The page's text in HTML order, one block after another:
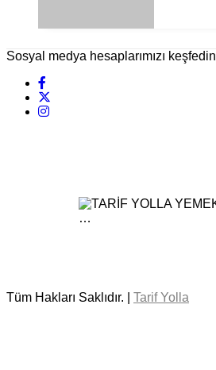
Sosyal medya hesaplarımızı keşfedin
Tüm Hakları Saklıdır. | Tarif Yolla